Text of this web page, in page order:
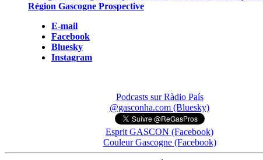
Région Gascogne Prospective
E-mail
Facebook
Bluesky
Instagram
Podcasts sur Ràdio País
@gasconha.com (Bluesky)
Esprit GASCON (Facebook)
Couleur Gascogne (Facebook)